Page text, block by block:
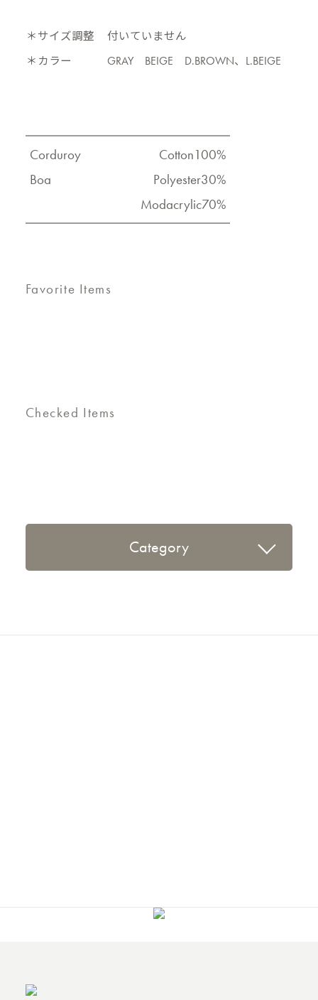
＊サイズ調整
付いていません
＊カラー
GRAY BEIGE D.BROWN、L.BEIGE
Corduroy
Cotton100%
Boa
Polyester30%
Modacrylic70%
Favorite Items
Checked Items
Category